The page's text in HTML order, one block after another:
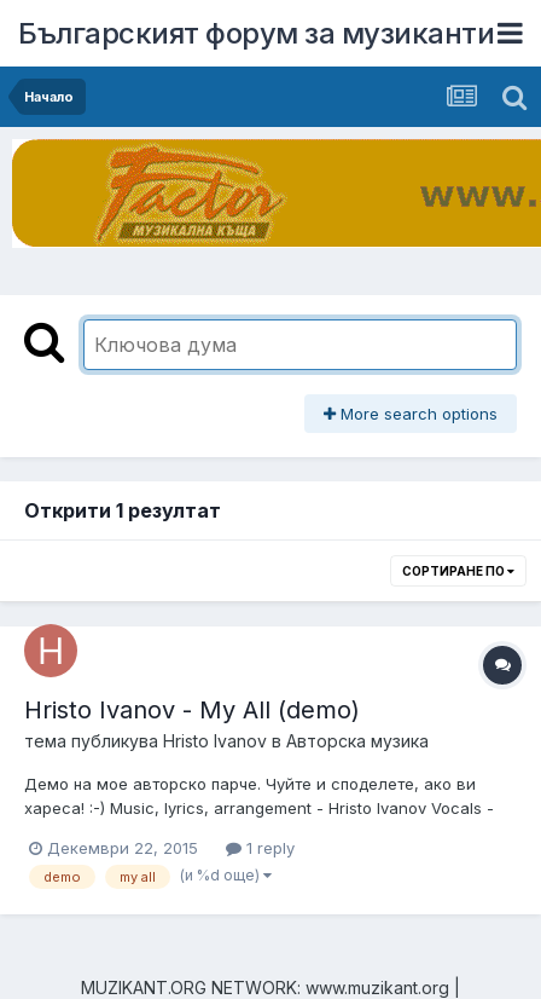
Българският форум за музиканти
Начало
More search options
Открити 1 резултат
СОРТИРАНЕ ПО
Hristo Ivanov - My All (demo)
тема публикува Hristo Ivanov в Авторска музика
Демо на мое авторско парче. Чуйте и споделете, ако ви
хареса! :-) Music, lyrics, arrangement - Hristo Ivanov Vocals -
Bidenev Recorded at studio "Balkandji", Sofia, Bulgaria
Декември 22, 2015 1 reply
demo my all (и %d още)
MUZIKANT.ORG NETWORK: www.muzikant.org |